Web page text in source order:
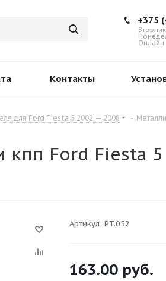
+375
Онлайн
Контакты
для Ford Fiesta 5 2002 — 2008 -
кпп Ford Fiesta
Артикул: PT.052
163.00 руб.